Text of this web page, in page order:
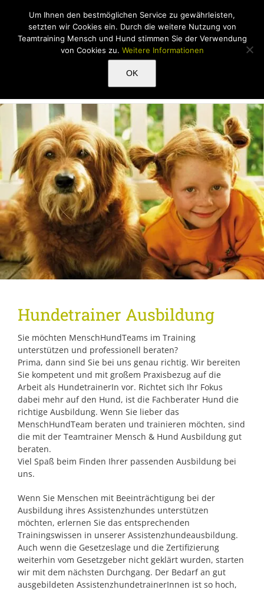
springen
Ausbildungen für Sie und Ihren
Hundetrainer Ausbildung
Sie möchten MenschHundTeams im Training
unterstützen und professionell beraten?
Prima, dann sind Sie bei uns genau richtig. Wir bereiten
Sie kompetent und mit großem Praxisbezug auf die
Arbeit als HundetrainerIn vor. Richtet sich Ihr Fokus
dabei mehr auf den Hund, ist die Fachberater Hund die
richtige Ausbildung. Wenn Sie lieber das
MenschHundTeam beraten und trainieren möchten, sind
die mit der Teamtrainer Mensch & Hund Ausbildung gut
beraten.
Viel Spaß beim Finden Ihrer passenden Ausbildung bei
uns.
Wenn Sie Menschen mit Beeinträchtigung bei der
Ausbildung ihres Assistenzhundes unterstützen
möchten, erlernen Sie das entsprechenden
Trainingswissen in unserer Assistenzhundeausbildung.
Auch wenn die Gesetzeslage und die Zertifizierung
weiterhin vom Gesetzgeber nicht geklärt wurden, starten
wir mit dem nächsten Durchgang. Der Bedarf an gut
ausgebildeten AssistenzhundetrainerInnen ist so hoch,
Um Ihnen den bestmöglichen Service zu gewährleisten,
setzten wir Cookies ein. Durch die weitere Nutzung von
Teamtraining Mensch und Hund stimmen Sie der Verwendung
von Cookies zu. Weitere Informationen
OK